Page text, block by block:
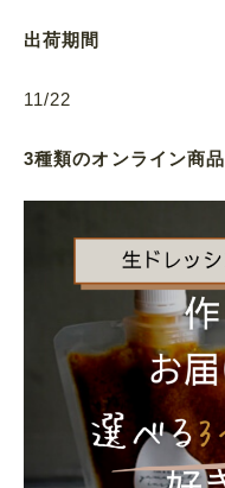
出荷期間
11/22
3種類のオンライン商品